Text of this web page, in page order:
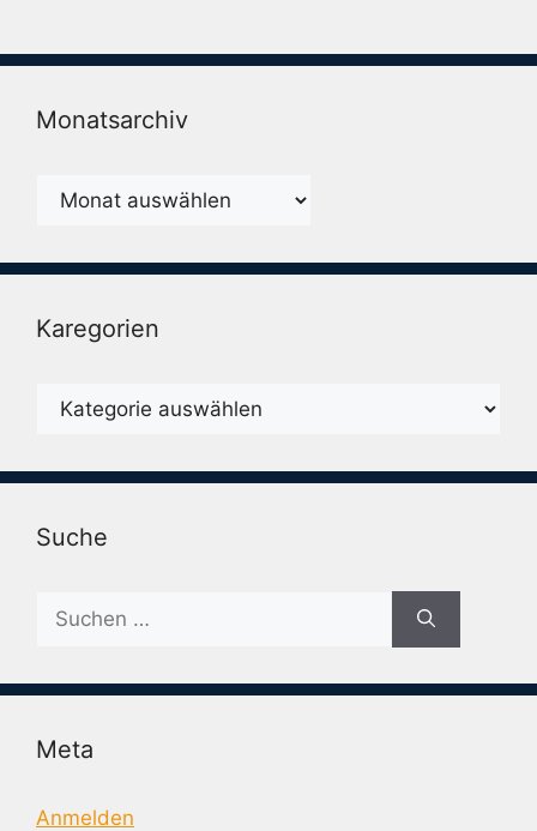
Monatsarchiv
Monatsarchiv
Karegorien
Karegorien
Suche
nach:
Meta
Anmelden